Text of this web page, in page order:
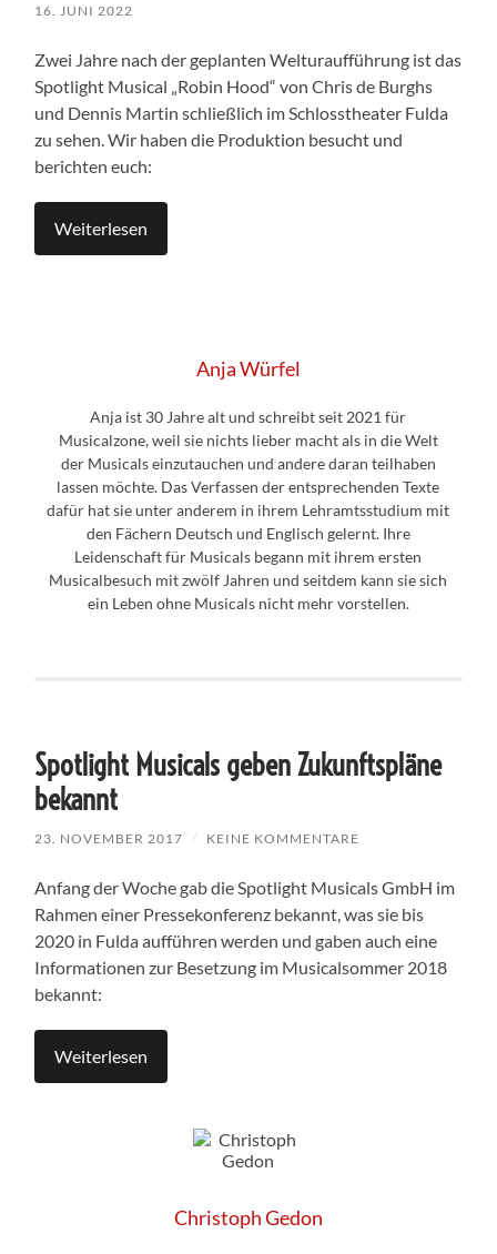
16. JUNI 2022
Zwei Jahre nach der geplanten Welturaufführung ist das
Spotlight Musical „Robin Hood“ von Chris de Burghs
und Dennis Martin schließlich im Schlosstheater Fulda
zu sehen. Wir haben die Produktion besucht und
berichten euch:
Weiterlesen
Anja Würfel
Anja ist 30 Jahre alt und schreibt seit 2021 für
Musicalzone, weil sie nichts lieber macht als in die Welt
der Musicals einzutauchen und andere daran teilhaben
lassen möchte. Das Verfassen der entsprechenden Texte
dafür hat sie unter anderem in ihrem Lehramtsstudium mit
den Fächern Deutsch und Englisch gelernt. Ihre
Leidenschaft für Musicals begann mit ihrem ersten
Musicalbesuch mit zwölf Jahren und seitdem kann sie sich
ein Leben ohne Musicals nicht mehr vorstellen.
Spotlight Musicals geben Zukunftspläne
bekannt
23. NOVEMBER 2017 / KEINE KOMMENTARE
Anfang der Woche gab die Spotlight Musicals GmbH im
Rahmen einer Pressekonferenz bekannt, was sie bis
2020 in Fulda aufführen werden und gaben auch eine
Informationen zur Besetzung im Musicalsommer 2018
bekannt:
Weiterlesen
Christoph Gedon